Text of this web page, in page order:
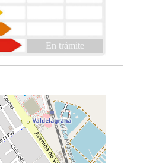
En trámite